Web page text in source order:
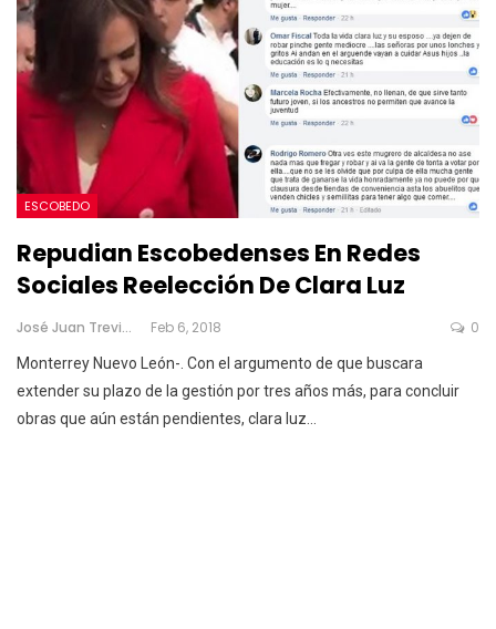
ESCOBEDO
Repudian Escobedenses En Redes
Sociales Reelección De Clara Luz
José Juan Treviño Feb 6, 2018 0
Monterrey Nuevo León-. Con el argumento de que buscara
extender su plazo de la gestión por tres años más, para concluir
obras que aún están pendientes, clara luz…